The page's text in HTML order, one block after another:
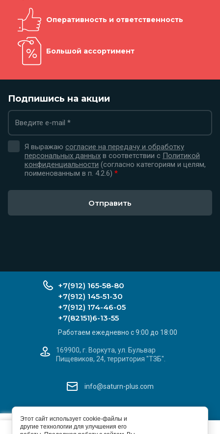
Оперативность и ответственность
Большой ассортимент
Подпишись на акции
Я выражаю согласие на передачу и обработку
персональных данных в соответствии с Политикой
конфиденциальности (согласно категориям и целям,
поименованным в п. 4.2.6) *
Отправить
© 2026 ИП Ивашев С. Л.
+7(912) 165-58-80
+7(912) 145-51-30
+7(912) 174-46-05
+7(82151)6-13-55
Работаем ежедневно с 9:00 до 18:00
169900, г. Воркута, ул. Бульвар
Пищевиков, 24, территория "ТЗБ".
info@saturn-plus.com
Добавьте наш сайт
Этот сайт использует файлы cookie и метаданные. Продолжая
Этот сайт использует cookie-файлы и
другие технологии для улучшения его